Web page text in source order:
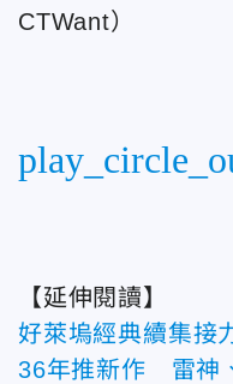
CTWant）
【延伸閱讀】
好萊塢經典續集接
36年推新作 雷神